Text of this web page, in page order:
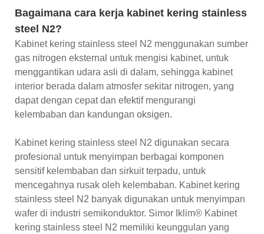
Bagaimana cara kerja kabinet kering stainless
steel N2?
Kabinet kering stainless steel N2 menggunakan sumber
gas nitrogen eksternal untuk mengisi kabinet, untuk
menggantikan udara asli di dalam, sehingga kabinet
interior berada dalam atmosfer sekitar nitrogen, yang
dapat dengan cepat dan efektif mengurangi
kelembaban dan kandungan oksigen.
Kabinet kering stainless steel N2 digunakan secara
profesional untuk menyimpan berbagai komponen
sensitif kelembaban dan sirkuit terpadu, untuk
mencegahnya rusak oleh kelembaban. Kabinet kering
stainless steel N2 banyak digunakan untuk menyimpan
wafer di industri semikonduktor. Simor Iklim® Kabinet
kering stainless steel N2 memiliki keunggulan yang